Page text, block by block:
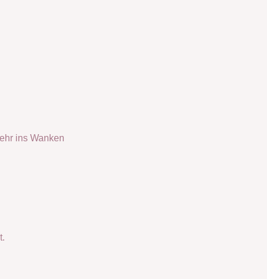
ins Wanken